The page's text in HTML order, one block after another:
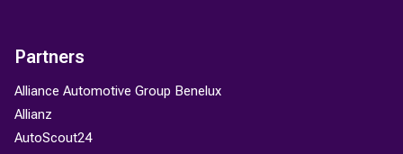
Partners
Alliance Automotive Group Benelux
Allianz
AutoScout24